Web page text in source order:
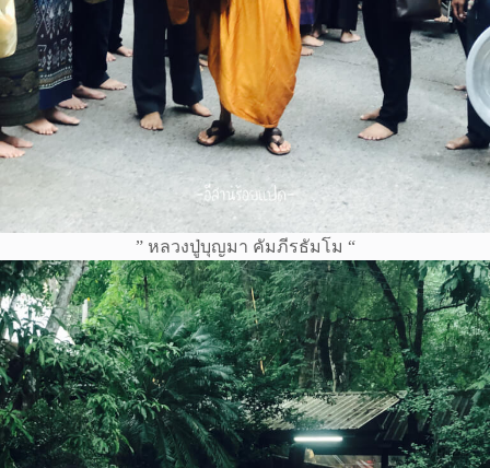
” หลวงปู่บุญมา คัมภีรธัมโม “